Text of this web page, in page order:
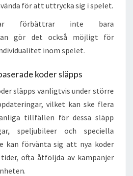
för att uttrycka sig i spelet.
förbättrar inte bara
gör det också möjligt för
inom spelet.
koder släpps
släpps vanligtvis under större
vilket kan ske flera
tillfällen för dessa släpp
speljubileer och speciella
kan förvänta sig att nya koder
ofta åtföljda av kampanjer